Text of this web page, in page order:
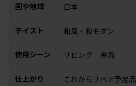
国や地域 日本
テイスト 和風・和モダン
使用シーン リビング 書斎
仕上がり これからリペア予定品